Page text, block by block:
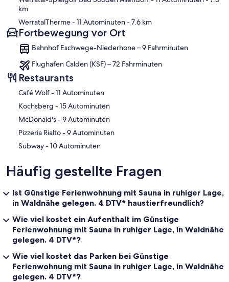
km
WerratalTherme- 11 Autominuten- 7.6 km
Fortbewegung vor Ort
Bahnhof Eschwege-Niederhone – 9 Fahrminuten
Flughafen Calden (KSF) – 72 Fahrminuten
Restaurants
‪Café Wolf - ‬11 Autominuten
‪Kochsberg - ‬15 Autominuten
‪McDonald's - ‬9 Autominuten
‪Pizzeria Rialto - ‬9 Autominuten
‪Subway - ‬10 Autominuten
Häufig gestellte Fragen
Ist Günstige Ferienwohnung mit Sauna in ruhiger Lage,
in Waldnähe gelegen. 4 DTV* haustierfreundlich?
Wie viel kostet ein Aufenthalt im Günstige
Ferienwohnung mit Sauna in ruhiger Lage, in Waldnähe
gelegen. 4 DTV*?
Wie viel kostet das Parken bei Günstige
Ferienwohnung mit Sauna in ruhiger Lage, in Waldnähe
gelegen. 4 DTV*?